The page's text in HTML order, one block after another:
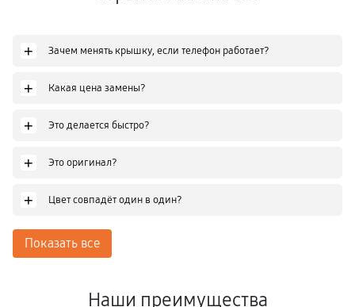
+ Зачем менять крышку, если телефон работает?
+ Какая цена замены?
+ Это делается быстро?
+ Это оригинал?
+ Цвет совпадёт один в один?
Показать все
Наши преимущества